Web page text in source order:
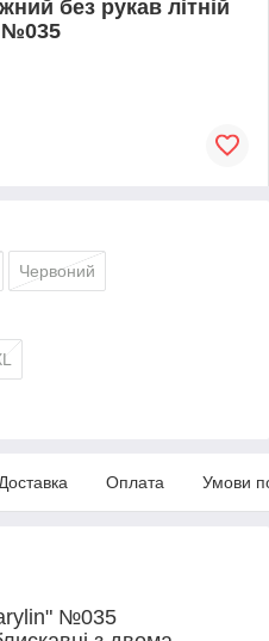
без рукав літній
№035
Червоний
Доставка Оплата Умови
№035